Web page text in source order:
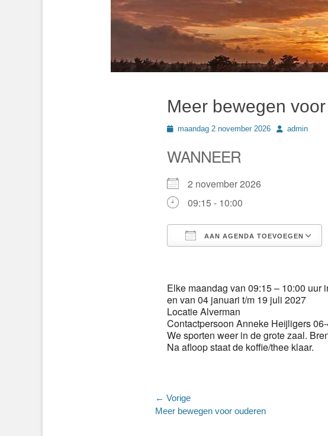
Meer bewegen
Geplaatst
maandag 2 november 2026 Authoradmin
WANNEER
2 november 2026
09:15 - 10:00
AAN AGENDA TOEVOEGEN
Elke maandag van 09:15 – 10:00 uur
en van 04 januari t/m 19 juli 2027
Locatie Alverman
Contactpersoon Anneke Heijligers
We sporten weer in de grote zaal.
Na afloop staat de koffie/thee klaar.
Bericht
navigatie
← Vorige
Vorig
Meer bewegen voor ouderen